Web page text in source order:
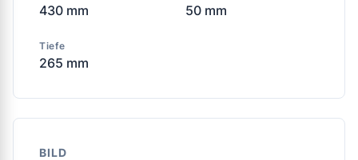
430 mm 50 mm
Tiefe
265 mm
BILD